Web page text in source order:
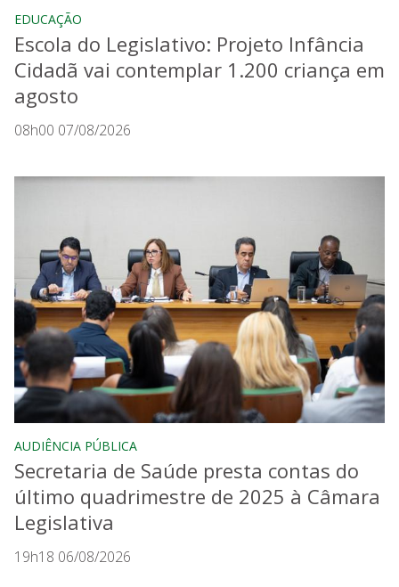
EDUCAÇÃO
Escola do Legislativo: Projeto Infância
Cidadã vai contemplar 1.200 criança em
agosto
08h00 07/08/2026
AUDIÊNCIA PÚBLICA
Secretaria de Saúde presta contas do
último quadrimestre de 2025 à Câmara
Legislativa
19h18 06/08/2026